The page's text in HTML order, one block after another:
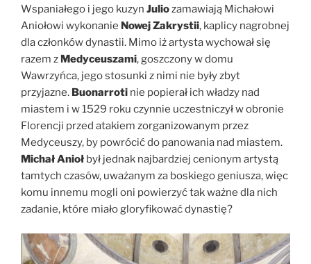
Wspaniałego i jego kuzyn Juliozamawiają Michałowi
Aniołowi wykonanie Nowej Zakrystii, kaplicy nagrobnej
dla członków dynastii. Mimo iż artysta wychował się
razem z Medyceuszami, goszczony w domu
Wawrzyńca, jego stosunki z nimi nie były zbyt
przyjazne. Buonarroti nie popierał ich władzy nad
miastem i w 1529 roku czynnie uczestniczył w obronie
Florencji przed atakiem zorganizowanym przez
Medyceuszy, by powrócić do panowania nad miastem.
Michał Anioł był jednak najbardziej cenionym artystą
tamtych czasów, uważanym za boskiego geniusza, więc
komu innemu mogli oni powierzyć tak ważne dla nich
zadanie, które miało gloryfikować dynastię?